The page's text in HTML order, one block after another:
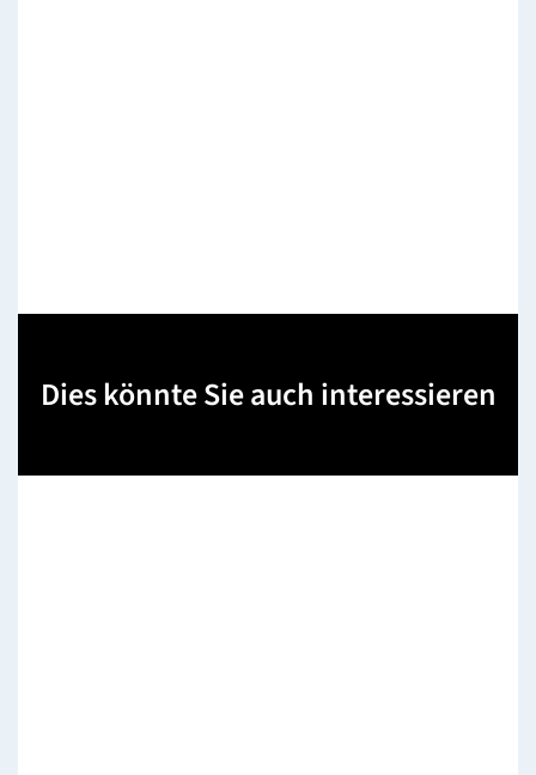
Dies könnte Sie auch interessieren